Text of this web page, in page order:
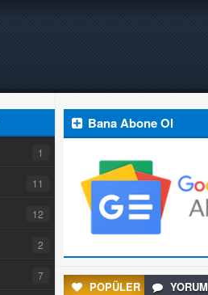
1
11
12
2
7
Bana Abone Ol
POPÜLER YORUM